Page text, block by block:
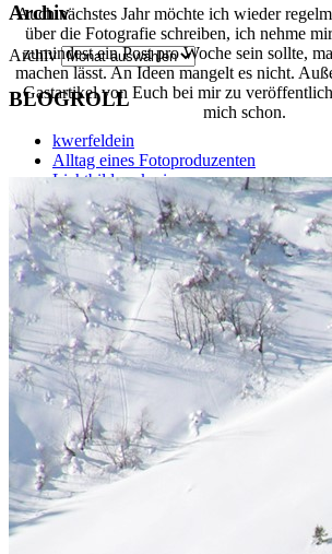
Auch nächstes Jahr möchte ich wieder
über die Fotografie schreiben, ich nehme
zumindest ein Post pro Woche sein sollte,
machen lässt. An Ideen mangelt es nicht.
Gastartikel von Euch bei mir zu
mich schon.
Archiv
Archiv
BLOGROLL
kwerfeldein
Alltag eines Fotoproduzenten
Lichtbildwerkerin
FOTOGRAFR
Dietlind Wolf
Foto FAQ
Fotobuchberater
Tag Cloud
Blogparade Blumen Buchempfehlung
Farben Filter Fotoprojekt
Gewinner Herbst Interview
Lightroom lightroom tipps
Produkttest S-/W Schnee
Stockfotografie
Verlosung